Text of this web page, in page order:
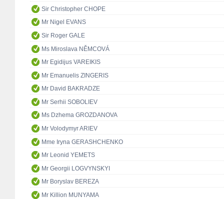
Sir Christopher CHOPE
Mr Nigel EVANS
Sir Roger GALE
Ms Miroslava NĚMCOVÁ
Mr Egidijus VAREIKIS
Mr Emanuelis ZINGERIS
Mr David BAKRADZE
Mr Serhii SOBOLIEV
Ms Dzhema GROZDANOVA
Mr Volodymyr ARIEV
Mme Iryna GERASHCHENKO
Mr Leonid YEMETS
Mr Georgii LOGVYNSKYI
Mr Boryslav BEREZA
Mr Killion MUNYAMA